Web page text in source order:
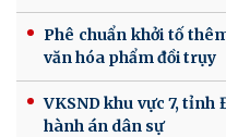
Phê chuẩn khởi tố
văn hóa phẩm đồi trụy
VKSND khu vực 7,
hành án dân sự